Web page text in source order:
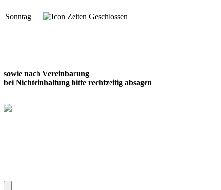
Sonntag Geschlossen
sowie nach Vereinbarung
bei Nichteinhaltung bitte rechtzeitig absagen